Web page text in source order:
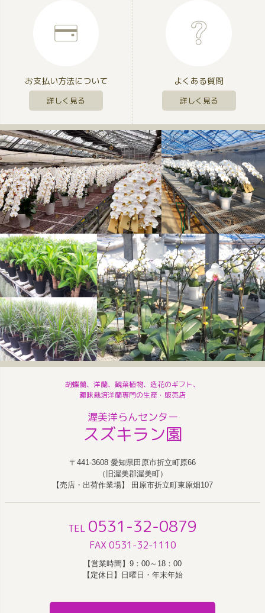
お支払い方法について
詳しく見る
よくある質問
詳しく見る
胡蝶蘭、洋蘭、観葉植物、造花のギフト、
趣味栽培洋蘭専門の生産・販売店
渥美洋らんセンター
スズキラン園
〒441-3608 愛知県田原市折立町原66
（旧渥美郡渥美町）
【売店・出荷作業場】 田原市折立町東原畑107
TEL 0531-32-0879
FAX 0531-32-1110
【営業時間】9：00～18：00
【定休日】日曜日・年末年始